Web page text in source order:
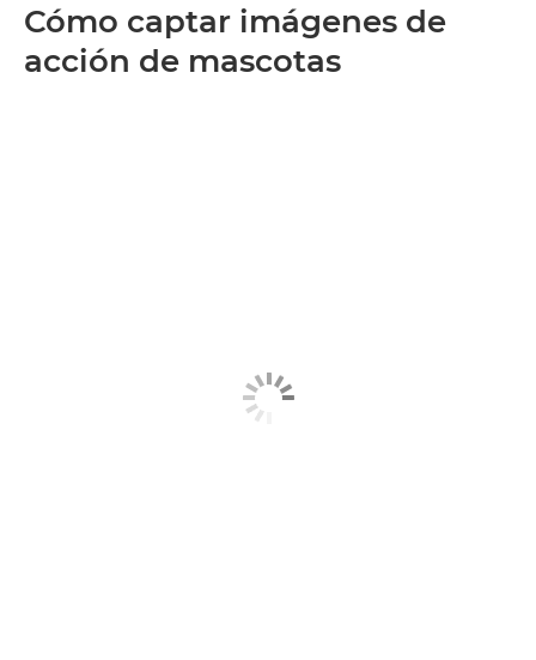
Cómo captar imágenes de
acción de mascotas